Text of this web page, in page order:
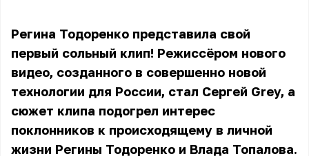
Регина Тодоренко представила свой
первый сольный клип! Режиссёром нового
видео, созданного в совершенно новой
технологии для России, стал Сергей Grey, а
сюжет клипа подогрел интерес
поклонников к происходящему в личной
жизни Регины Тодоренко и Влада Топалова.